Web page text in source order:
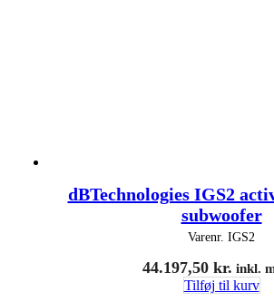
dBTechnologies IGS2
subwoofer
Varenr. IGS2
44.197,50 kr. inkl.
Tilføj til kurv